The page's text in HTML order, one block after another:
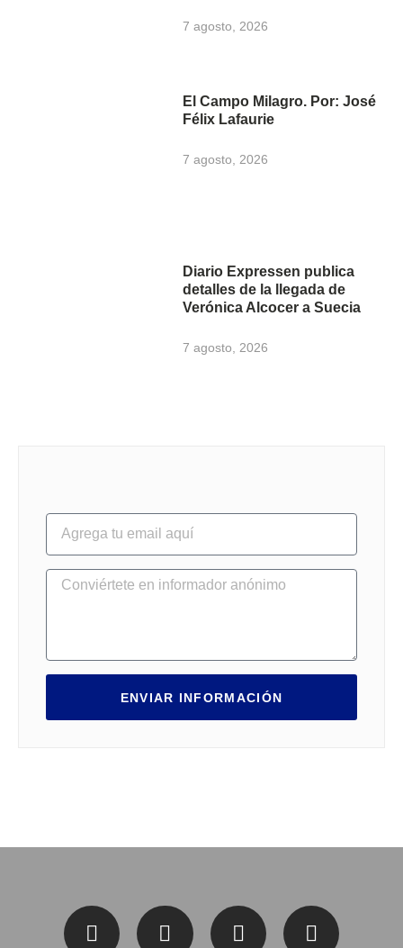
7 agosto, 2026
El Campo Milagro. Por: José
Félix Lafaurie
7 agosto, 2026
Diario Expressen publica
detalles de la llegada de
Verónica Alcocer a Suecia
7 agosto, 2026
ENVIAR INFORMACIÓN